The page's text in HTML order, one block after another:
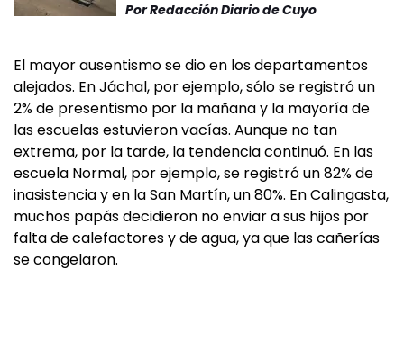
PorRedacción Diario de Cuyo
El mayor ausentismo se dio en los departamentos
alejados. En Jáchal, por ejemplo, sólo se registró un
2% de presentismo por la mañana y la mayoría de
las escuelas estuvieron vacías. Aunque no tan
extrema, por la tarde, la tendencia continuó. En las
escuela Normal, por ejemplo, se registró un 82% de
inasistencia y en la San Martín, un 80%. En Calingasta,
muchos papás decidieron no enviar a sus hijos por
falta de calefactores y de agua, ya que las cañerías
se congelaron.